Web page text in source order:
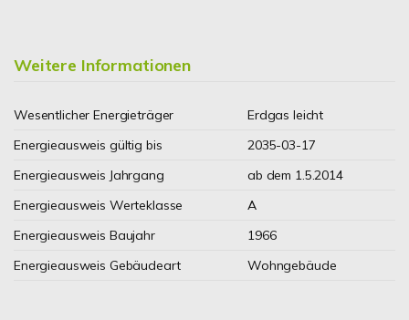
Weitere Informationen
Wesentlicher Energieträger
Erdgas leicht
Energieausweis gültig bis
2035-03-17
Energieausweis Jahrgang
ab dem 1.5.2014
Energieausweis Werteklasse
A
Energieausweis Baujahr
1966
Energieausweis Gebäudeart
Wohngebäude